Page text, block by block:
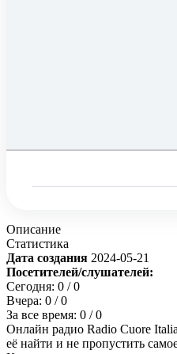
Описание
Статистика
Дата создания 2024-05-21
Посетителей/слушателей:
Сегодня: 0 / 0
Вчера: 0 / 0
За все время: 0 / 0
Онлайн радио Radio Cuore
её найти и не пропустить